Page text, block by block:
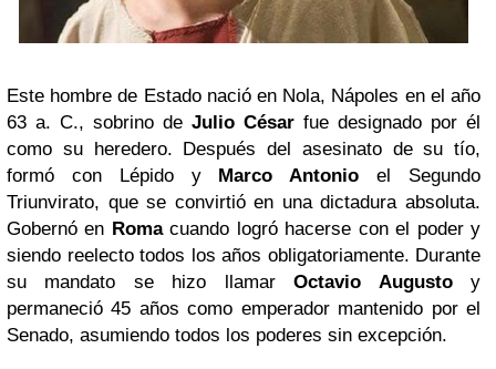
Este hombre de Estado nació en Nola, Nápoles en el año
63 a. C., sobrino de Julio César fue designado por él
como su heredero. Después del asesinato de su tío,
formó con Lépido y Marco Antonio el Segundo
Triunvirato, que se convirtió en una dictadura absoluta.
Gobernó en Romacuando logró hacerse con el poder y
siendo reelecto todos los años obligatoriamente. Durante
su mandato se hizo llamarOctavio Augustoy
permaneció 45 años como emperador mantenido por el
Senado, asumiendo todos los poderes sin excepción.